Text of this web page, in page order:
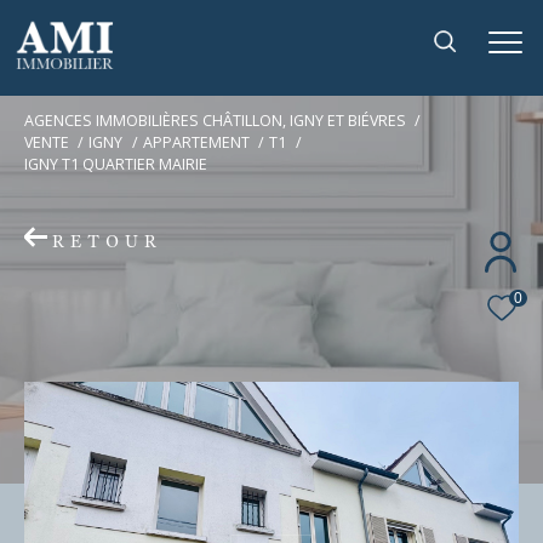
0
AGENCES IMMOBILIÈRES CHÂTILLON, IGNY ET BIÉVRES
VENTE
IGNY APPARTEMENT
T1
IGNY T1 QUARTIER MAIRIE
RETOUR